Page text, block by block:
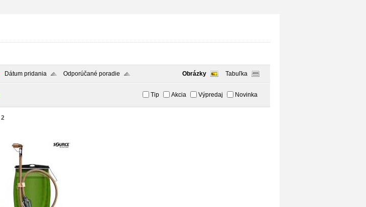
Dátum pridania Odporúčané poradie Obrázky Tabuľka
Tip Akcia Výpredaj Novinka
2